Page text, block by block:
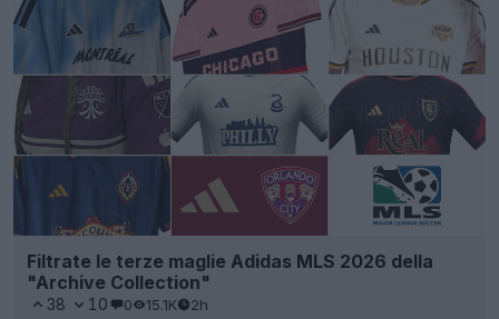
Filtrate le terze maglie Adidas MLS 2026 della
"Archive Collection"
38 10 0 15.1K 2h